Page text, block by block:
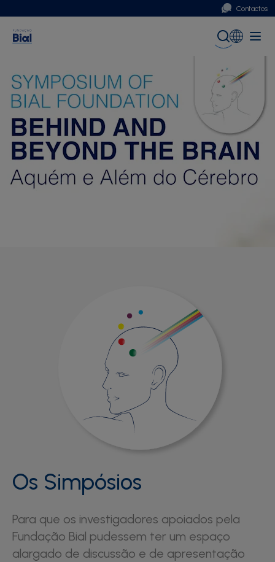
Contactos
Global (English)
Os Simpósios
Para que os investigadores apoiados pela
Fundação Bial pudessem ter um espaço
alargado de discussão e de apresentação